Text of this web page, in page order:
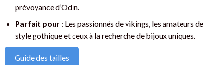
prévoyance d’Odin.
Parfait pour: Les passionnés de vikings, les amateurs de
style gothique et ceux à la recherche de bijoux uniques.
Guide des tailles